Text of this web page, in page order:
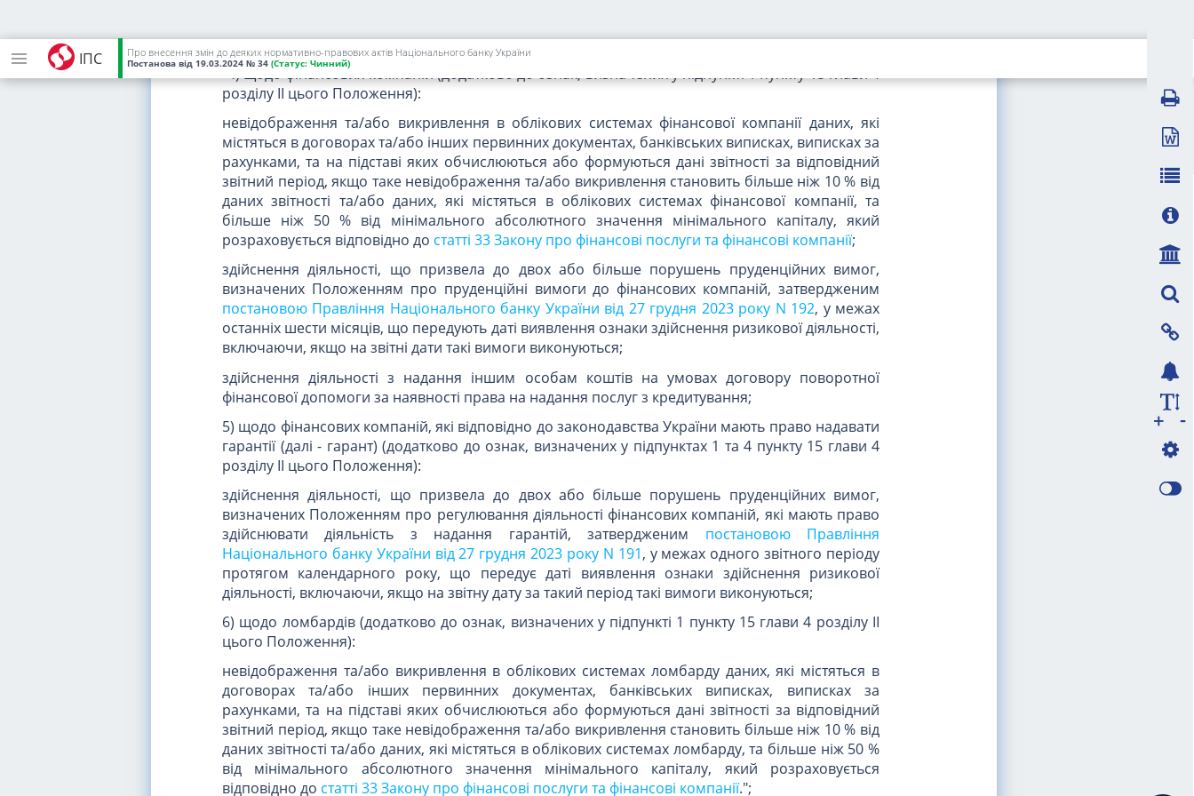
ІПС Про внесення змін до деяких нормативно-правових актів Національного банку України
Постанова від 19.03.2024 № 34 (Статус: Чинний)
пункт доповнити трьома новими підпунктами такого змісту:
"4) щодо фінансових компаній (додатково до ознак, визначених у підпункті 1 пункту 15 глави 4
розділу II цього Положення):
невідображення та/або викривлення в облікових системах фінансової компанії даних, які
містяться в договорах та/або інших первинних документах, банківських виписках, виписках за
рахунками, та на підставі яких обчислюються або формуються дані звітності за відповідний
звітний період, якщо таке невідображення та/або викривлення становить більше ніж 10 % від
даних звітності та/або даних, які містяться в облікових системах фінансової компанії, та
більше ніж 50 % від мінімального абсолютного значення мінімального капіталу, який
розраховується відповідно до статті 33 Закону про фінансові послуги та фінансові компанії;
здійснення діяльності, що призвела до двох або більше порушень пруденційних вимог,
визначених Положенням про пруденційні вимоги до фінансових компаній, затвердженим
постановою Правління Національного банку України від 27 грудня 2023 року N 192, у межах
останніх шести місяців, що передують даті виявлення ознаки здійснення ризикової діяльності,
включаючи, якщо на звітні дати такі вимоги виконуються;
здійснення діяльності з надання іншим особам коштів на умовах договору поворотної
фінансової допомоги за наявності права на надання послуг з кредитування;
5) щодо фінансових компаній, які відповідно до законодавства України мають право надавати
гарантії (далі - гарант) (додатково до ознак, визначених у підпунктах 1 та 4 пункту 15 глави 4
розділу II цього Положення):
здійснення діяльності, що призвела до двох або більше порушень пруденційних вимог,
визначених Положенням про регулювання діяльності фінансових компаній, які мають право
здійснювати діяльність з надання гарантій, затвердженим постановою Правління
Національного банку України від 27 грудня 2023 року N 191, у межах одного звітного періоду
протягом календарного року, що передує даті виявлення ознаки здійснення ризикової
діяльності, включаючи, якщо на звітну дату за такий період такі вимоги виконуються;
6) щодо ломбардів (додатково до ознак, визначених у підпункті 1 пункту 15 глави 4 розділу II
цього Положення):
невідображення та/або викривлення в облікових системах ломбарду даних, які містяться в
договорах та/або інших первинних документах, банківських виписках, виписках за
рахунками, та на підставі яких обчислюються або формуються дані звітності за відповідний
звітний період, якщо таке невідображення та/або викривлення становить більше ніж 10 % від
даних звітності та/або даних, які містяться в облікових системах ломбарду, та більше ніж 50 %
від мінімального абсолютного значення мінімального капіталу, який розраховується
відповідно до статті 33 Закону про фінансові послуги та фінансові компанії.";
-
+